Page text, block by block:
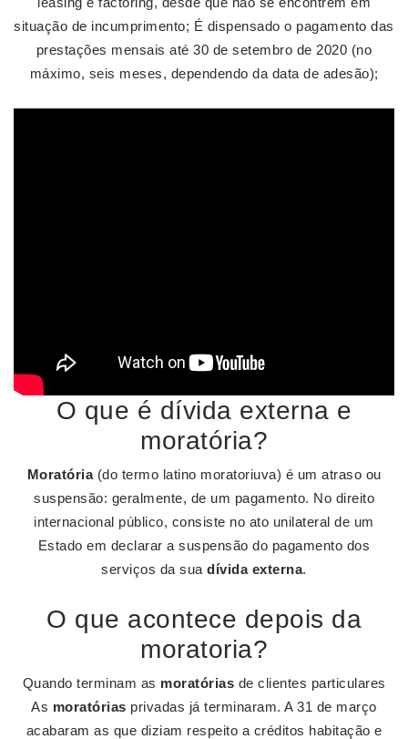
situação de incumprimento; É dispensado o pagamento das
prestações mensais até 30 de setembro de 2020 (no
máximo, seis meses, dependendo da data de adesão);
O que é dívida externa e
moratória?
Moratória(do termo latino moratoriuva) é um atraso ou
suspensão: geralmente, de um pagamento. No direito
internacional público, consiste no ato unilateral de um
Estado em declarar a suspensão do pagamento dos
serviços da suadívida externa.
O que acontece depois da
moratoria?
Quando terminam as moratórias de clientes particulares
As moratórias privadas já terminaram. A 31 de março
acabaram as que diziam respeito a créditos habitação e